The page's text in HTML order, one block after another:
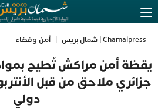
Chamalpress | شمال بريس أمن وقضاء
يقظة أمن مراكش تُطيح
جزائري ملاحق من قبل
دولي